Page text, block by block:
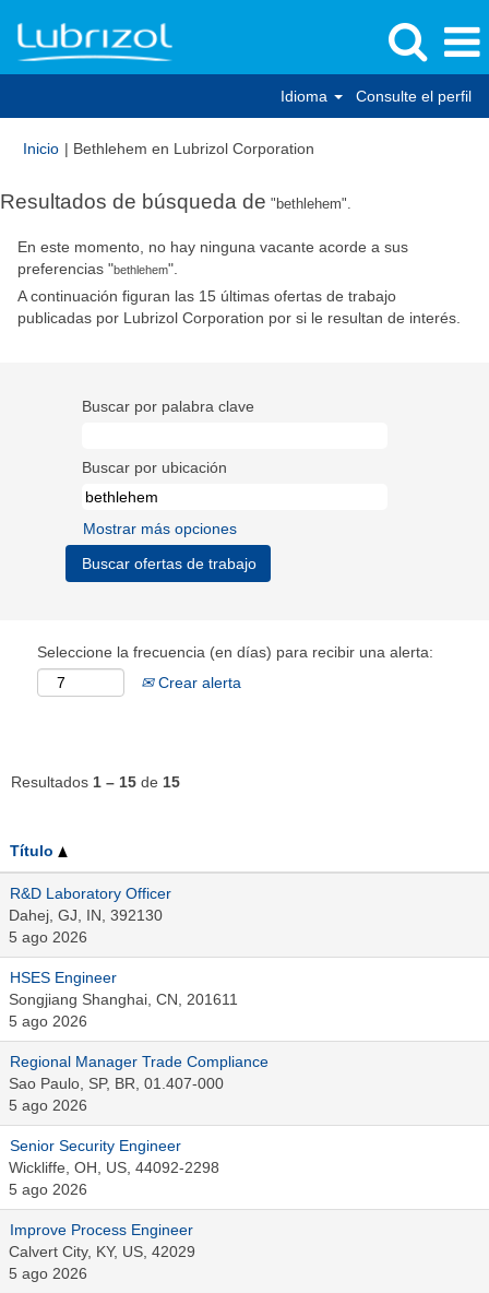
Idioma Consulte el perfil
Inicio | Bethlehem en Lubrizol Corporation
Resultados de búsqueda de "bethlehem".
En este momento, no hay ninguna vacante acorde a sus
preferencias "bethlehem".
A continuación figuran las 15 últimas ofertas de trabajo
publicadas por Lubrizol Corporation por si le resultan de interés.
Buscar por palabra clave
Buscar por ubicación
Mostrar más opciones
Seleccione la frecuencia (en días) para recibir una alerta:
Crear alerta
Resultados 1 – 15 de 15
Título
R&D Laboratory Officer
Dahej, GJ, IN, 392130
5 ago 2026
HSES Engineer
Songjiang Shanghai, CN, 201611
5 ago 2026
Regional Manager Trade Compliance
Sao Paulo, SP, BR, 01.407-000
5 ago 2026
Senior Security Engineer
Wickliffe, OH, US, 44092-2298
5 ago 2026
Improve Process Engineer
Calvert City, KY, US, 42029
5 ago 2026